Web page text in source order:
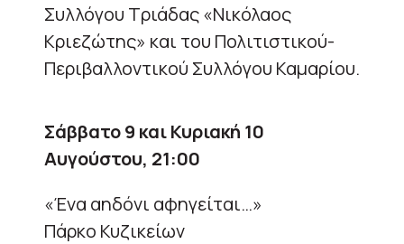
Συλλόγου Τριάδας «Νικόλαος
Κριεζώτης» και του Πολιτιστικού-
Περιβαλλοντικού Συλλόγου Καμαρίου.
Σάββατο 9 και Κυριακή 10
Αυγούστου, 21:00
«Ένα αηδόνι αφηγείται…»
Πάρκο Κυζικείων